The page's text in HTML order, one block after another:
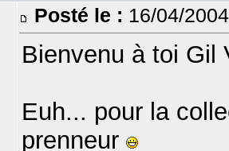
Posté le : 16/04/
Bienvenu à toi Gil
Euh... pour la
prenneur